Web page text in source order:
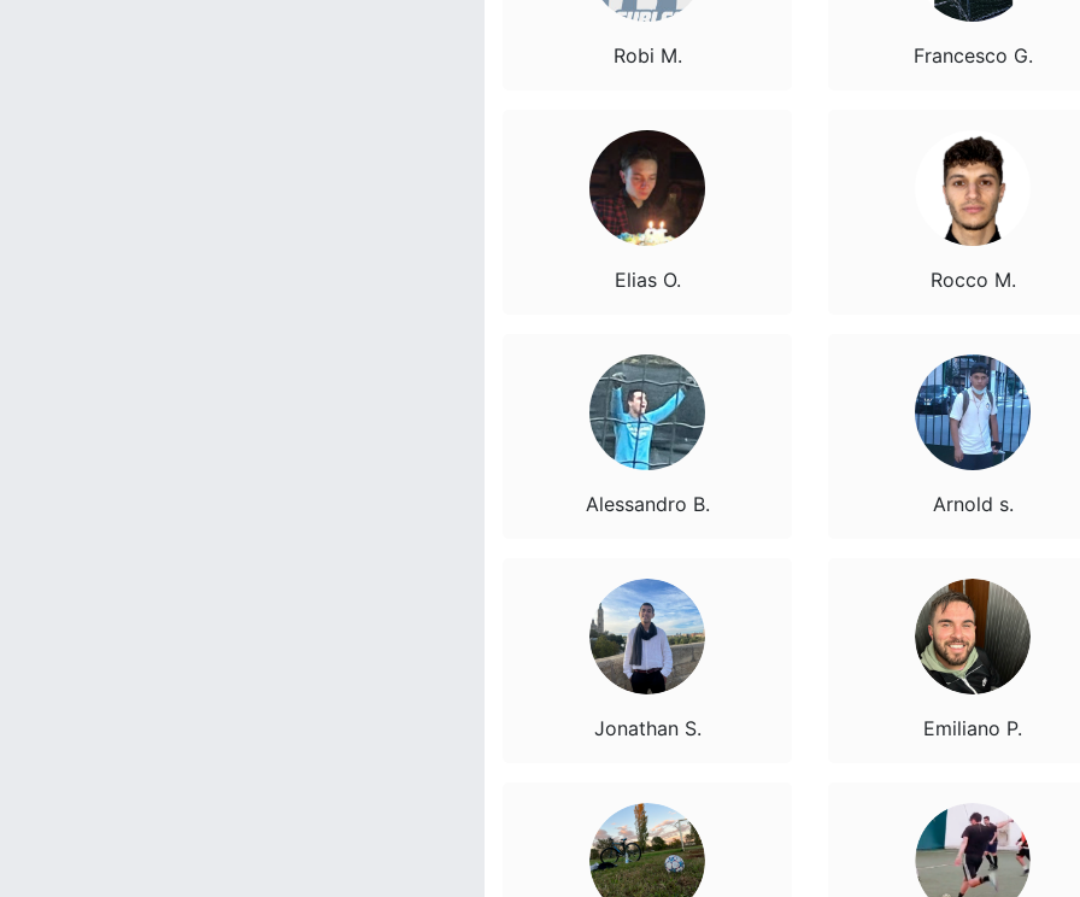
Robi M.
Elias O.
Alessandro B.
Jonathan S.
Francesco G.
Rocco M.
Arnold s.
Emiliano P.